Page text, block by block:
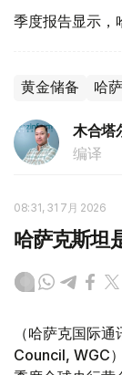
季度报告显示，
黄金储备 哈
木合塔
编译
08:31, 31 7月 2026
哈萨克斯坦
（哈萨克国际
Council, WGC